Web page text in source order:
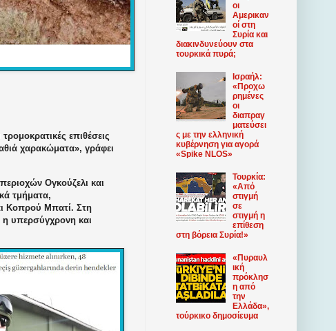
επιθέσεις
χαρακώματα», γράφει
Ογκούζελι και
τμήματα,
Κοπρού Μπατί. Στη
η υπερσύγχρονη και
οι
Αμερικαν
οί στη
Συρία και
διακινδυνεύουν στα
τουρκικά πυρά;
Ισραήλ:
«Προχω
ρημένες
οι
διαπραγ
ματεύσει
ς με την ελληνική
κυβέρνηση για αγορά
«Spike NLOS»
Τουρκία:
«Από
στιγμή
σε
στιγμή η
επίθεση
στη βόρεια Συρία!»
«Πυραυλ
ική
πρόκλησ
η από
την
Ελλάδα»,
τούρκικο δημοσίευμα